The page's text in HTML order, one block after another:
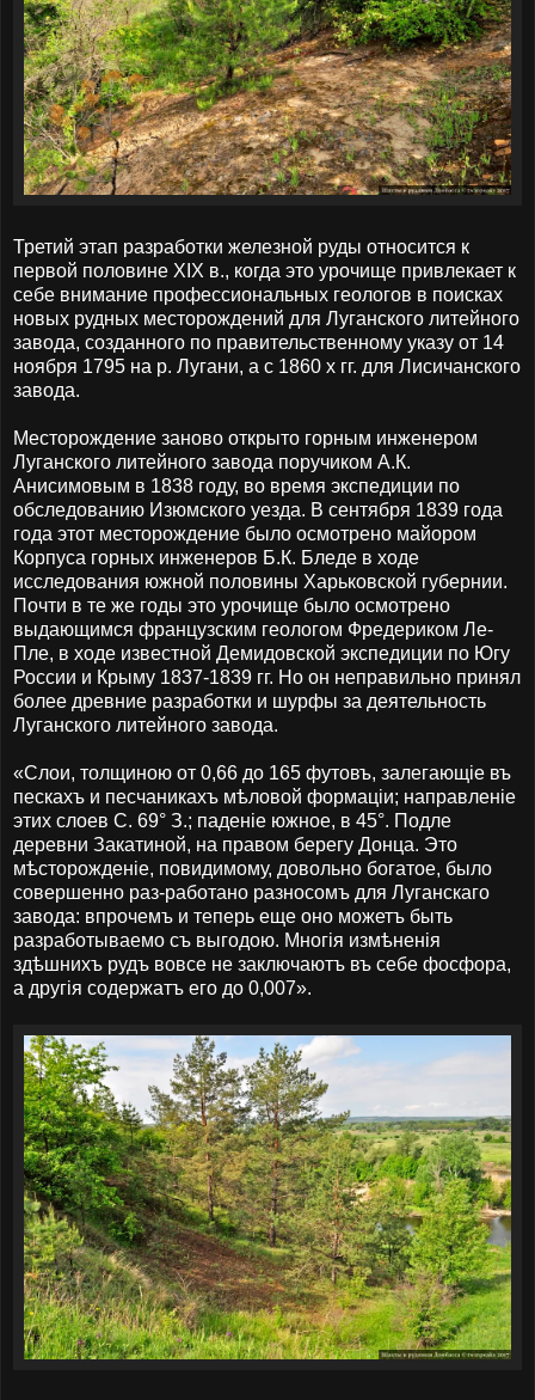
Третий этап разработки железной руды относится к
первой половине XIX в., когда это урочище привлекает к
себе внимание профессиональных геологов в поисках
новых рудных месторождений для Луганского литейного
завода, созданного по правительственному указу от 14
ноября 1795 на р. Лугани, а с 1860 х гг. для Лисичанского
завода.
Месторождение заново открыто горным инженером
Луганского литейного завода поручиком А.К.
Анисимовым в 1838 году, во время экспедиции по
обследованию Изюмского уезда. В сентября 1839 года
года этот месторождение было осмотрено майором
Корпуса горных инженеров Б.К. Бледе в ходе
исследования южной половины Харьковской губернии.
Почти в те же годы это урочище было осмотрено
выдающимся французским геологом Фредериком Ле-
Пле, в ходе известной Демидовской экспедиции по Югу
России и Крыму 1837-1839 гг. Но он неправильно принял
более древние разработки и шурфы за деятельность
Луганского литейного завода.
«Слои, толщиною от 0,66 до 165 футовъ, залегающіе въ
пескахъ и песчаникахъ мѣловой формаціи; направленіе
этих слоев С. 69° З.; паденіе южное, в 45°. Подле
деревни Закатиной, на правом берегу Донца. Это
мѣсторожденіе, повидимому, довольно богатое, было
совершенно раз-работано разносомъ для Луганскаго
завода: впрочемъ и теперь еще оно можетъ быть
разработываемо съ выгодою. Многія измѣненія
здѣшнихъ рудъ вовсе не заключаютъ въ себе фосфора,
а другія содержатъ его до 0,007».